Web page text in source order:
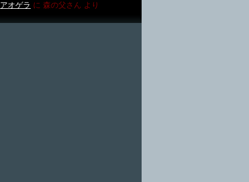
アオゲラ に 森の父さん より